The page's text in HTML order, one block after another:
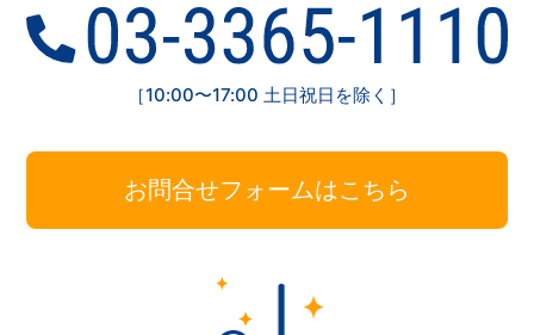
［10:00〜17:00 土日祝日を除く］
お問合せフォームはこちら